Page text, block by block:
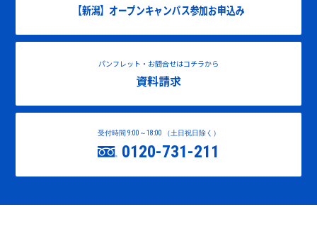
【新潟】オープンキャンパス参加お申込み
パンフレット・お問合せはコチラから
資料請求
受付時間 9:00～18:00 （土日祝日除く）
0120-731-211